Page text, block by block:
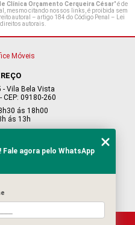
Clínica Orçamento Cerqueira César" é de
mesmo citando nossos links, é proibida sem
autoral – artigo 184 do Código Penal – Lei
autorais.
- Vila Bela Vista
CEP: 09180-260
ás 18h00
ás 13h
(11) 4901-6045
Fale agora pelo WhatsApp